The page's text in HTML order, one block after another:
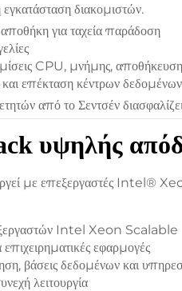
διακομιστών.
για ταχεία παράδοση
CPU, μνήμης,
και επέκταση κέντρων δεδομένων
από το Σεντσέν
υψηλής
με επεξεργαστές Intel®
Intel Xeon Scalable
εφαρμογές
βάσεις δεδομένων και
λειτουργία